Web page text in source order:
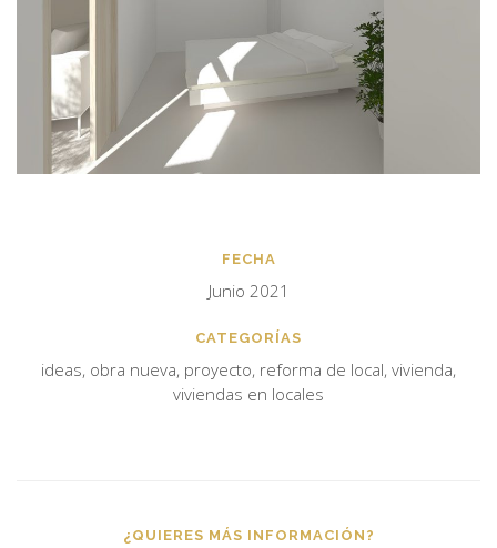
FECHA
Junio 2021
CATEGORÍAS
ideas, obra nueva, proyecto, reforma de local, vivienda,
viviendas en locales
¿QUIERES MÁS INFORMACIÓN?